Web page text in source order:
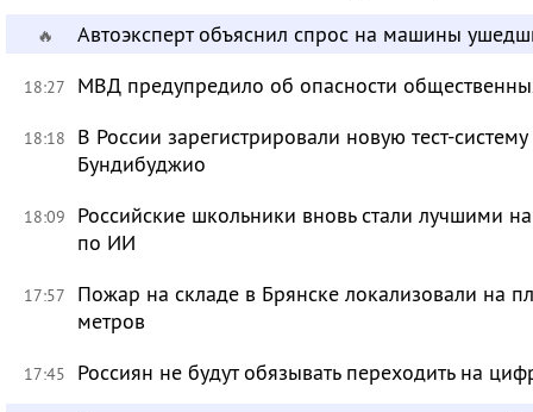
🔥 Автоэксперт объяснил спрос на машины
18:27 МВД предупредило об опасности
18:18
В России зарегистрировали новую тест-
Бундибуджио
18:09
Российские школьники вновь стали лучшими
по ИИ
17:57
Пожар на складе в Брянске локализовали на
метров
17:45 Россиян не будут обязывать переходить на